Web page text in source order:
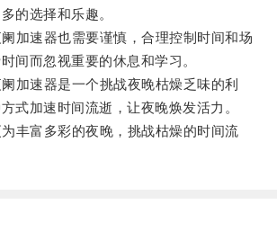
的选择和乐趣。
速器也需要谨慎，合理控制时间和场
间而忽视重要的休息和学习。
速器是一个挑战夜晚枯燥乏味的利
式加速时间流逝，让夜晚焕发活力。
富多彩的夜晚，挑战枯燥的时间流